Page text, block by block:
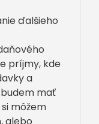
ďalšieho
príjmy, kde
a
mať
môžem